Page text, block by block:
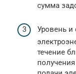
сумма
Уровень и
течение